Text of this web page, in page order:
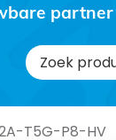
Zoeken
naar:
T5G-P8-HV